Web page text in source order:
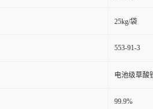
25kg/袋
553-91-3
电池级草酸
99.9%